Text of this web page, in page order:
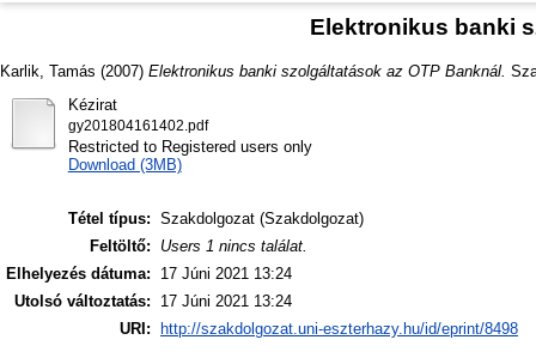
Elektronikus banki
Karlik, Tamás (2007) Elektronikus banki szolgáltatások az OTP Banknál.
Kézirat
gy201804161402.pdf
Restricted to Registered users only
Download (3MB)
Tétel típus: Szakdolgozat (Szakdolgozat)
Feltöltő:
Users 1 nincs találat.
Elhelyezés dátuma:
17 Júni 2021 13:24
Utolsó változtatás:
17 Júni 2021 13:24
URI:
http://szakdolgozat.uni-eszterhazy.hu/id/eprint/8498